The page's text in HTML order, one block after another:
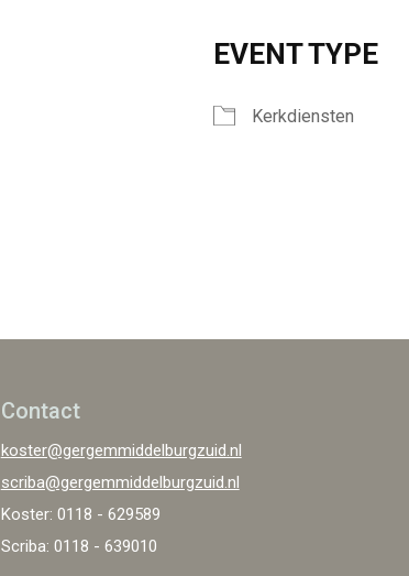
EVENT TYPE
Kerkdiensten
Contact
koster@gergemmiddelburgzuid.nl
scriba@gergemmiddelburgzuid.nl
Koster: 0118 - 629589
Scriba: 0118 - 639010